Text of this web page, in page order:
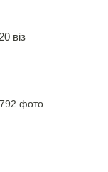
вiз